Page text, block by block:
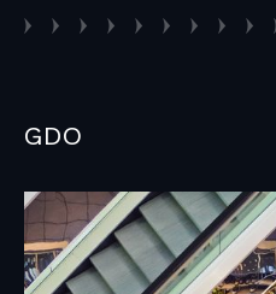
GDO